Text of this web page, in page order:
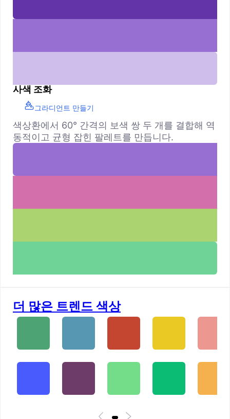
사색 조화
그라디언트 만들기
색상환에서 60° 간격의 보색 쌍 두 개를 결합해 역
동적이고 균형 잡힌 팔레트를 만듭니다.
더 많은 트렌드 색상